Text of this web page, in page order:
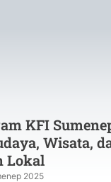
KFI
Wisata,
Lokal
2025